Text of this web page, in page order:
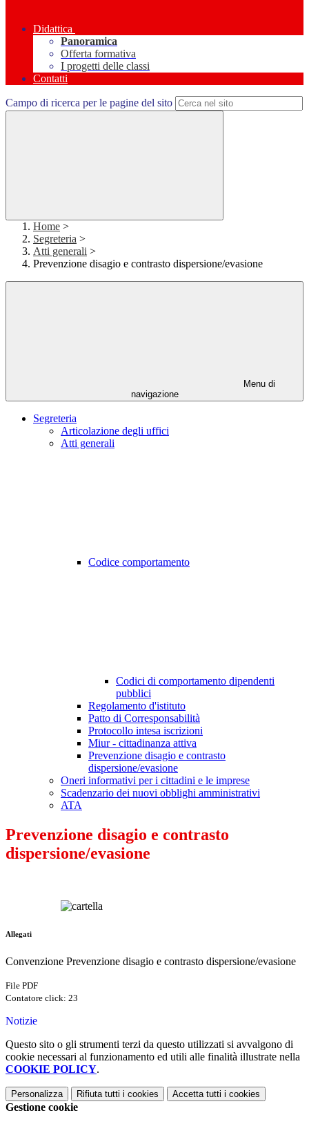
Didattica
Panoramica
Offerta formativa
I progetti delle classi
Contatti
Campo di ricerca per le pagine del sito
Home >
Segreteria >
Atti generali >
Prevenzione disagio e contrasto dispersione/evasione
Menu di
navigazione
Segreteria
Articolazione degli uffici
Atti generali
Codice comportamento
Codici di comportamento dipendenti
pubblici
Regolamento d'istituto
Patto di Corresponsabilità
Protocollo intesa iscrizioni
Miur - cittadinanza attiva
Prevenzione disagio e contrasto
dispersione/evasione
Oneri informativi per i cittadini e le imprese
Scadenzario dei nuovi obblighi amministrativi
ATA
Prevenzione disagio e contrasto
dispersione/evasione
Allegati
Convenzione Prevenzione disagio e contrasto dispersione/evasione
File PDF
Contatore click: 23
Notizie
Questo sito o gli strumenti terzi da questo utilizzati si avvalgono di
cookie necessari al funzionamento ed utili alle finalità illustrate nella
COOKIE POLICY.
Personalizza Rifiuta tutti i cookies Accetta tutti i cookies
Gestione cookie